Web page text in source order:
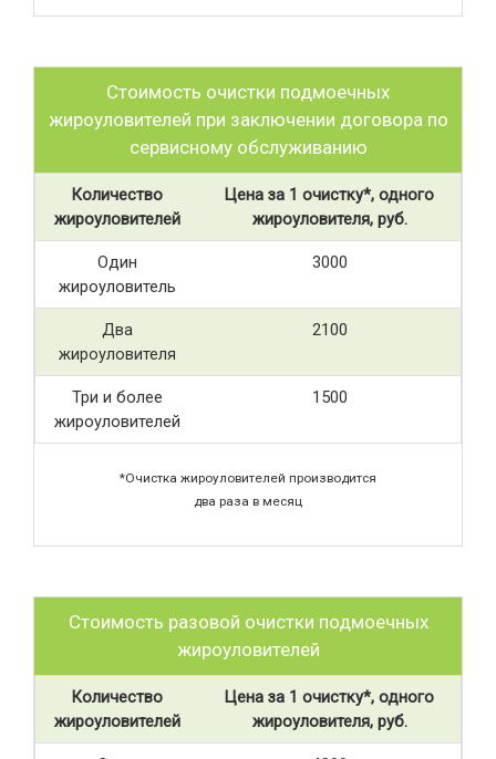
Стоимость очистки подмоечных
жироуловителей при заключении договора по
сервисному обслуживанию
Количество
жироуловителей
Цена за 1 очистку*, одного
жироуловителя, руб.
Один
жироуловитель
3000
Два
жироуловителя
2100
Три и более
жироуловителей
1500
*Очистка жироуловителей производится
два раза в месяц
Стоимость разовой очистки подмоечных
жироуловителей
Количество
жироуловителей
Цена за 1 очистку*, одного
жироуловителя, руб.